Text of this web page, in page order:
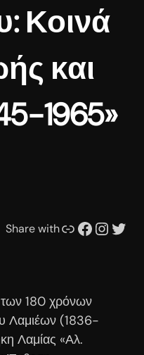
Κοινά
και
1965»
Share withΣυνδέσμου Facebook Instagram Twitter
των 180 χρόνων
Λαμιέων (1836-
Λαμίας «Αλ.